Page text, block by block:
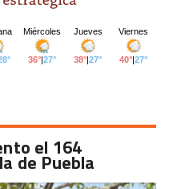
el 164
de Puebla